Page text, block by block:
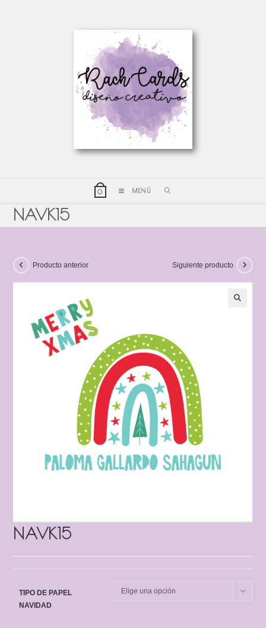
0 MENÚ
NAVK15
Producto anterior Siguiente producto
NAVK15
TIPO DE PAPEL
NAVIDAD
Elige una opción